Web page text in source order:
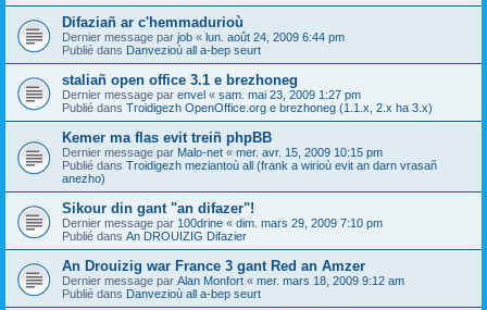
Difaziañ ar c'hemmadurioù
Dernier message par job « lun. août 24, 2009 6:44 pm
Publié dans Danvezioù all a-bep seurt
staliañ open office 3.1 e brezhoneg
Dernier message par envel « sam. mai 23, 2009 1:27 pm
Publié dans Troidigezh OpenOffice.org e brezhoneg (1.1.x, 2.x ha 3.x)
Kemer ma flas evit treiñ phpBB
Dernier message par Malo-net « mer. avr. 15, 2009 10:15 pm
Publié dans Troidigezh meziantoù all (frank a wirioù evit an darn vrasañ
anezho)
Sikour din gant "an difazer"!
Dernier message par 100drine « dim. mars 29, 2009 7:10 pm
Publié dans An DROUIZIG Difazier
An Drouizig war France 3 gant Red an Amzer
Dernier message par Alan Monfort « mer. mars 18, 2009 9:12 am
Publié dans Danvezioù all a-bep seurt